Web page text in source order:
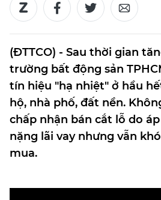
(ĐTTCO) - Sau thời gian
trường bất động sản
tín hiệu "hạ nhiệt" ở hầu
hộ, nhà phố, đất nền.
chấp nhận bán cắt lỗ do
nặng lãi vay nhưng vẫn
mua.